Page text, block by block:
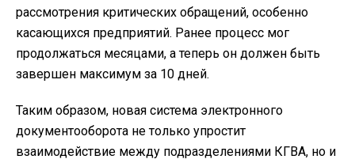
рассмотрения критических обращений, особенно
касающихся предприятий. Ранее процесс мог
продолжаться месяцами, а теперь он должен быть
завершен максимум за 10 дней.
Таким образом, новая система электронного
документооборота не только упростит
взаимодействие между подразделениями КГВА, но и